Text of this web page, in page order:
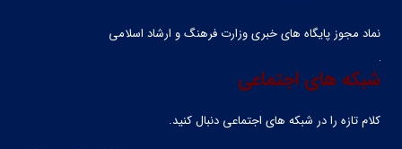
نماد مجوز پایگاه های خبری وزارت فرهنگ و ارشاد اسلامی
شبکه های اجتماعی
کلام تازه را در شبکه ‌های اجتماعی دنبال کنید.